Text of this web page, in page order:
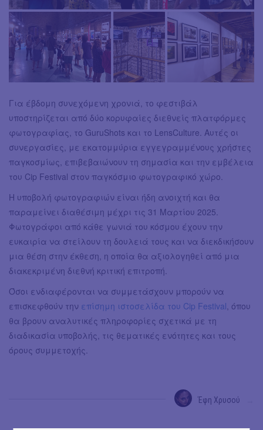
Για έβδομη συνεχόμενη χρονιά, το φεστιβάλ
υποστηρίζεται από δύο κορυφαίες διεθνείς πλατφόρμες
φωτογραφίας, το GuruShots και το LensCulture. Αυτές οι
συνεργασίες, με εκατομμύρια εγγεγραμμένους χρήστες
παγκοσμίως, επιβεβαιώνουν τη σημασία και την εμβέλεια
του Cip Festival στον παγκόσμιο φωτογραφικό χώρο.
Η υποβολή φωτογραφιών είναι ήδη ανοιχτή και θα
παραμείνει διαθέσιμη μέχρι τις 31 Μαρτίου 2025.
Φωτογράφοι από κάθε γωνιά του κόσμου έχουν την
ευκαιρία να στείλουν τη δουλειά τους και να διεκδικήσουν
μια θέση στην έκθεση, η οποία θα αξιολογηθεί από μια
διακεκριμένη διεθνή κριτική επιτροπή.
Όσοι ενδιαφέρονται να συμμετάσχουν μπορούν να
επισκεφθούν την επίσημη ιστοσελίδα του Cip Festival, όπου
θα βρουν αναλυτικές πληροφορίες σχετικά με τη
διαδικασία υποβολής, τις θεματικές ενότητες και τους
όρους συμμετοχής.
Έφη Χρυσού